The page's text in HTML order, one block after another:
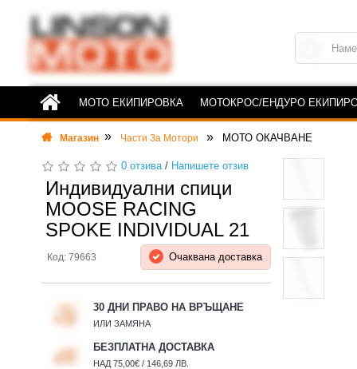
МОТО ЕКИПИРОВКА МОТОКРОС/ЕНДУРО
Магазин Части За Мотори МОТО ОКАЧВАНЕ
0 отзива/ Напишете отзив
Индивидуални спици
MOOSE RACING
SPOKE INDIVIDUAL 21
Код: 79663 Очаквана доставка
30 ДНИ ПРАВО НА ВРЪЩАНЕ
ИЛИ ЗАМЯНА
БЕЗПЛАТНА ДОСТАВКА
НАД 75,00€ / 146,69 ЛВ.